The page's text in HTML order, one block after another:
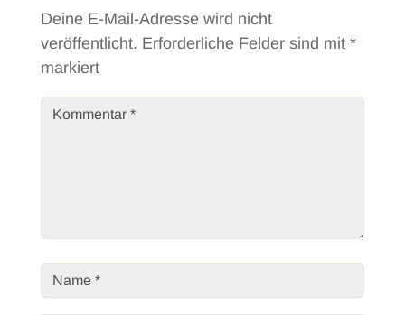
Deine E-Mail-Adresse wird nicht
veröffentlicht. Erforderliche Felder sind mit *
markiert